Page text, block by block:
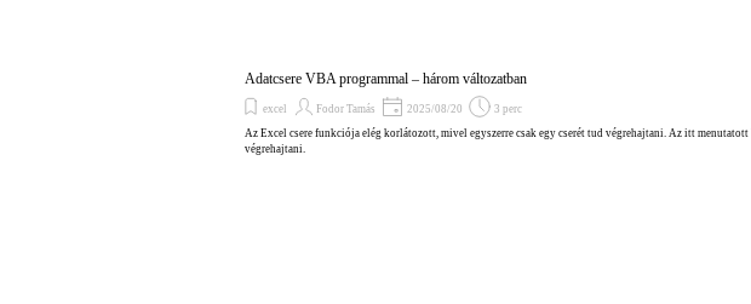
Adatcsere VBA programmal – három változatban
excel Fodor Tamás 2025/08/20
3 perc
Az Excel csere funkciója elég korlátozott, mivel egyszerre csak egy cserét tud végrehajtani. Az itt
végrehajtani.